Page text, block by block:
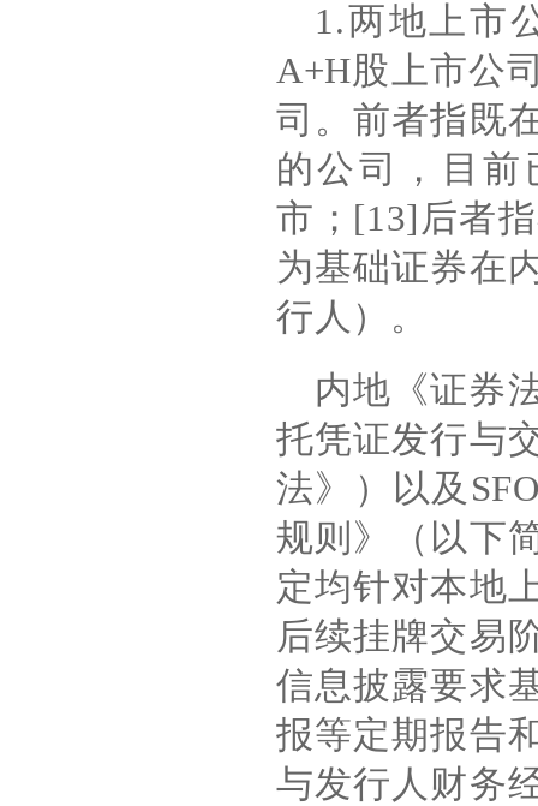
1. 两地上市
A+H股上市公
司。前者指既
的公司，目前
市； [13] 后者
为基础证券在
行人）。
内地《证券
托凭证发行与
法》）以及
规则》（以下
定均针对本地
后续挂牌交易
信息披露要求
报等定期报告
与发行人财务